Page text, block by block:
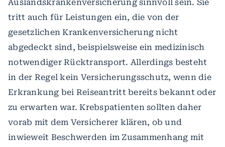
Auslandskrankenversicherung sinnvoll sein. Sie
tritt auch für Leistungen ein, die von der
gesetzlichen Krankenversicherung nicht
abgedeckt sind, beispielsweise ein medizinisch
notwendiger Rücktransport. Allerdings besteht
in der Regel kein Versicherungsschutz, wenn die
Erkrankung bei Reiseantritt bereits bekannt oder
zu erwarten war. Krebspatienten sollten daher
vorab mit dem Versicherer klären, ob und
inwieweit Beschwerden im Zusammenhang mit